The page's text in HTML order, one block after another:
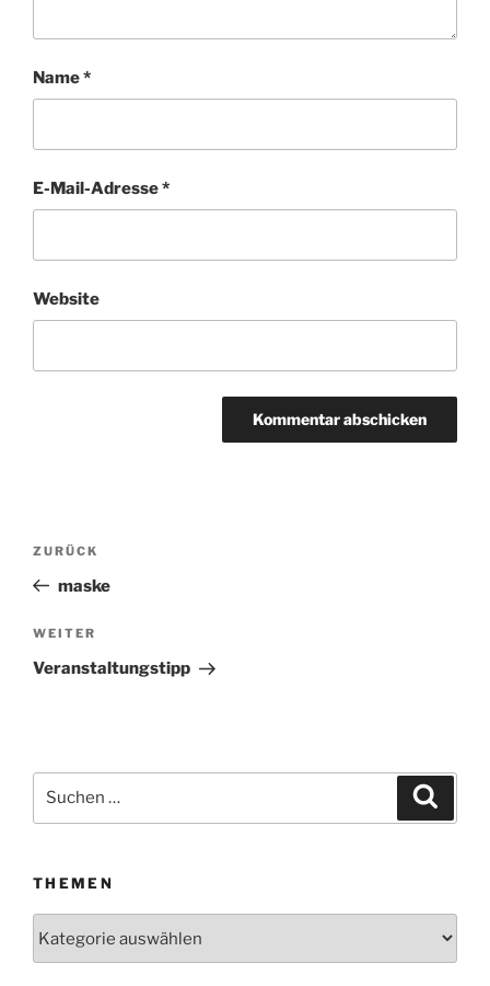
Name*
E-Mail-Adresse*
Website
Beitragsnavigation
Vorheriger
Beitrag
ZURÜCK
maske
Nächster
Beitrag
WEITER
Veranstaltungstipp
Suchen
THEMEN